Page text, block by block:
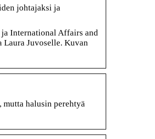
johtajaksi ja
International Affairs and
Juvoselle. Kuvan
halusin perehtyä